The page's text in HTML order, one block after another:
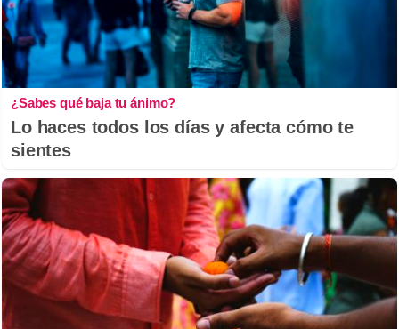
¿Sabes qué baja tu ánimo?
Lo haces todos los días y afecta cómo te
sientes